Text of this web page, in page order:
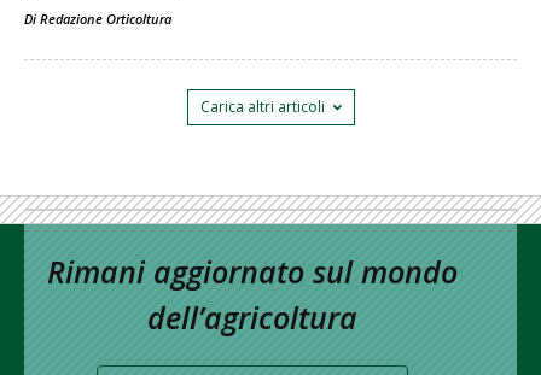
Di Redazione Orticoltura
Carica altri articoli
Rimani aggiornato sul mondo
dell’agricoltura